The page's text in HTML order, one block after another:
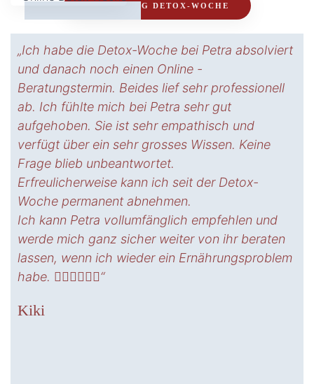
ANMELDUNG DETOX-WOCHE
„Ich fühle mich sehr wohl in meiner Haut,
genieße den lockeren Hosenbund und bin stolz
auf mein Durchhaltevermögen. In der Gruppe
schaffe ich es gut dranzubleiben. Petra hat das
richtige Maß für mich bei der Motivation –
macht sie hervorragend.
Die Detox-Kur ist bestens geeignet in den
Frühling gesund und vital zu gehen. Längst
lästige Gewohnheiten dürfen gehen,
schmackhafte neue Rezepte kommen. Und das
Ganze in äußerst netter Gesellschaft, mit viel
Spaß und Elan.“
Elisabeth